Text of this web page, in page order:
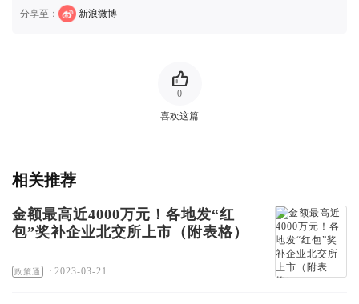
分享至： 新浪微博
喜欢这篇
0
相关推荐
金额最高近4000万元！各地发“红
包”奖补企业北交所上市（附表格）
政策通 · 2023-03-21